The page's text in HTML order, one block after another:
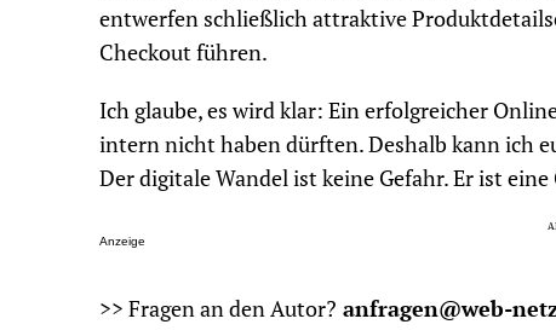
entwerfen schließlich attraktive
Checkout führen.
Ich glaube, es wird klar: Ein erfolgreicher
intern nicht haben dürften. Deshalb kann ich
Der digitale Wandel ist keine Gefahr. Er ist eine
Anzeige
>> Fragen an den Autor? anfragen@web-